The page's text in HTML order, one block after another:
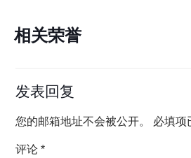
相关荣誉
发表回复
您的邮箱地址不会被公开。 必填项
评论 *